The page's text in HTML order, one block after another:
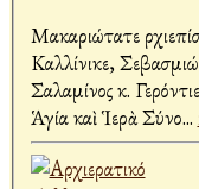
Μακαριώτατε
Καλλίνικε,
Σαλαμίνος κ.
Ἁγία καὶ Ἱερὰ Σύνο...